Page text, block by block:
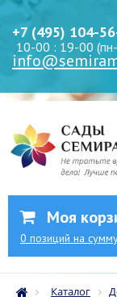
+7 (495) 104-
10-00 : 19-00
Моя
0 позиций на
Каталог